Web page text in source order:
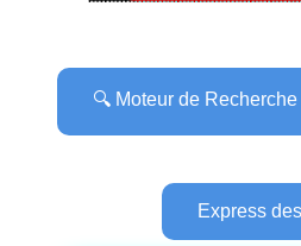
🔍 Moteur de
Express